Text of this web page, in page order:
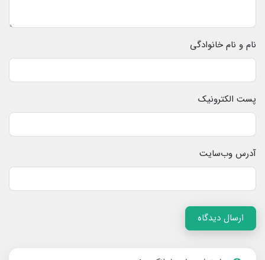
نام و نام خانوادگی
پست الکترونیک
آدرس وب‌سایت
ارسال دیدگاه